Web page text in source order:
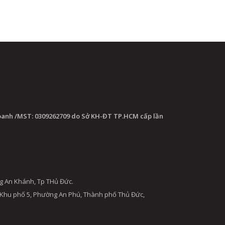
/MST: 0309262709 do Sở KH-ĐT TP.HCM cấp lần
An Khánh, Tp THủ Đức.
phố 5, Phường An Phú, Thành phố Thủ Đức,